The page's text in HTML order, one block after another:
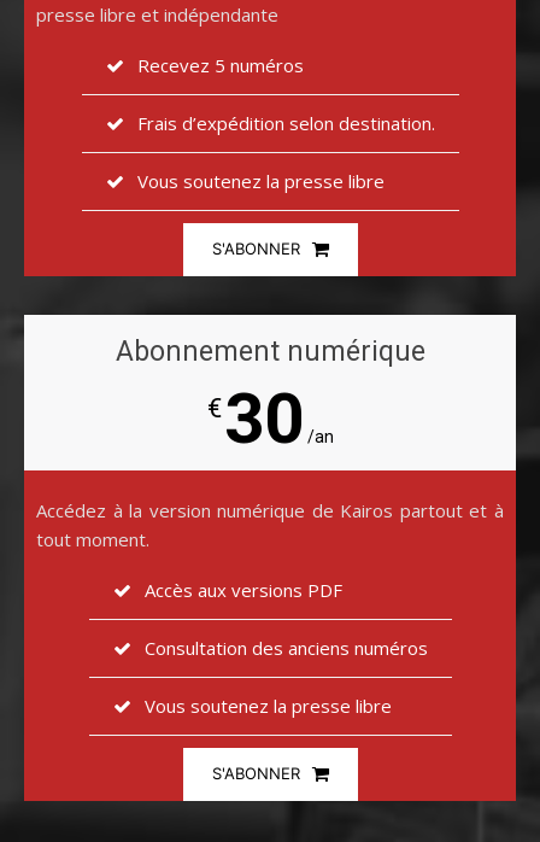
presse libre et indépendante
Recevez 5 numéros
Frais d’expédition selon destination.
Vous soutenez la presse libre
S'ABONNER
Abonnement numérique
€30 /an
Accédez à la version numérique de Kairos partout et à
tout moment.
Accès aux versions PDF
Consultation des anciens numéros
Vous soutenez la presse libre
S'ABONNER